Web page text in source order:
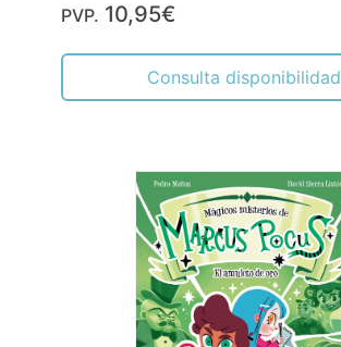
PVP. 10,95€
Consulta disponibilidad